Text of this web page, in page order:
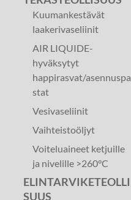
Kuumankestävät
laakerivaseliinit
AIR LIQUIDE-
hyväksytyt
happirasvat/asennuspa
stat
Vesivaseliinit
Vaihteistoöljyt
Voiteluaineet ketjuille
ja nivelille >260°C
ELINTARVIKETEOLLI
SUUS